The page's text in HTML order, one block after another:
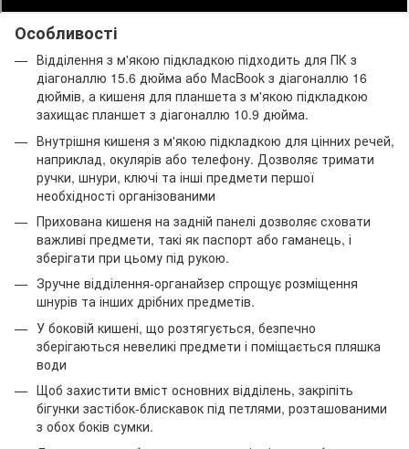
Особливості
Відділення з м'якою підкладкою підходить для ПК з
діагоналлю 15.6 дюйма або MacBook з діагоналлю 16
дюймів, а кишеня для планшета з м'якою підкладкою
захищає планшет з діагоналлю 10.9 дюйма.
Внутрішня кишеня з м'якою підкладкою для цінних речей,
наприклад, окулярів або телефону. Дозволяє тримати
ручки, шнури, ключі та інші предмети першої
необхідності організованими
Прихована кишеня на задній панелі дозволяє сховати
важливі предмети, такі як паспорт або гаманець, і
зберігати при цьому під рукою.
Зручне відділення-органайзер спрощує розміщення
шнурів та інших дрібних предметів.
У боковій кишені, що розтягується, безпечно
зберігаються невеликі предмети і поміщається пляшка
води
Щоб захистити вміст основних відділень, закріпіть
бігунки застібок-блискавок під петлями, розташованими
з обох боків сумки.